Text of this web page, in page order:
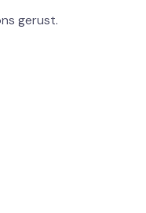
gerust.